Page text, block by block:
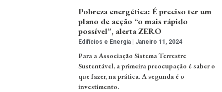
Pobreza energética: É preciso ter um
plano de acção “o mais rápido
possível”, alerta ZERO
Edifícios e Energia Janeiro 11, 2024
Para a Associação Sistema Terrestre
Sustentável, a primeira preocupação é saber o
que fazer, na prática. A segunda é o
investimento.